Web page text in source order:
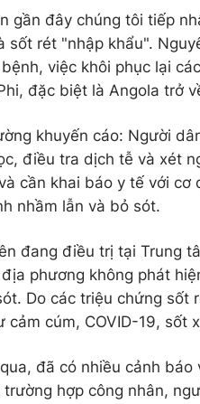
gần đây chúng tôi tiếp
sốt rét "nhập khẩu".
việc khôi phục lại
đặc biệt là Angola trở
khuyến cáo: Người
điều tra dịch tễ và xét
cần khai báo y tế với
nhầm lẫn và bỏ sót.
đang điều trị tại Trung
phương không phát
Do các triệu chứng sốt
cảm cúm, COVID-19,
đã có nhiều cảnh
hợp công nhân,